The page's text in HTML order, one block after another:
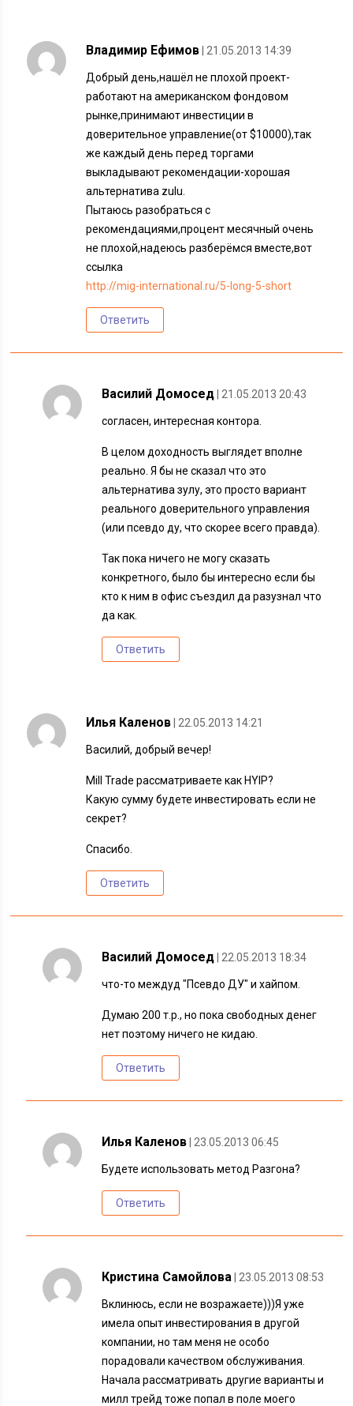
Владимир Ефимов | 21.05.2013 14:39
Добрый день,нашёл не плохой проект-
работают на американском фондовом
рынке,принимают инвестиции в
доверительное управление(от $10000),так
же каждый день перед торгами
выкладывают рекомендации-хорошая
альтернатива zulu.
Пытаюсь разобраться с
рекомендациями,процент месячный очень
не плохой,надеюсь разберёмся вместе,вот
ссылка
http://mig-international.ru/5-long-5-short
Ответить
Василий Домосед | 21.05.2013 20:43
согласен, интересная контора.
В целом доходность выглядет вполне
реально. Я бы не сказал что это
альтернатива зулу, это просто вариант
реального доверительного управления
(или псевдо ду, что скорее всего правда).
Так пока ничего не могу сказать
конкретного, было бы интересно если бы
кто к ним в офис съездил да разузнал что
да как.
Ответить
Илья Каленов | 22.05.2013 14:21
Василий, добрый вечер!
Mill Trade рассматриваете как HYIP?
Какую сумму будете инвестировать если не
секрет?
Спасибо.
Ответить
Василий Домосед | 22.05.2013 18:34
что-то междуд "Псевдо ДУ" и хайпом.
Думаю 200 т.р., но пока свободных денег
нет поэтому ничего не кидаю.
Ответить
Илья Каленов | 23.05.2013 06:45
Будете использовать метод Разгона?
Ответить
Кристина Самойлова | 23.05.2013 08:53
Вклинюсь, если не возражаете)))Я уже
имела опыт инвестирования в другой
компании, но там меня не особо
порадовали качеством обслуживания.
Начала рассматривать другие варианты и
милл трейд тоже попал в поле моего